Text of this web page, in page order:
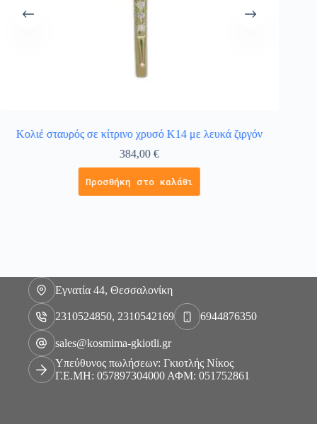
Κολιέ σταυρός σε κίτρινο χρυσό Κ14 με λευκά ζιργόν
384,00€
Προσθήκη στο καλάθι
Εγνατία 44, Θεσσαλονίκη
2310524850, 2310542169 6944876350
sales@kosmima-gkiotli.gr
Υπεύθυνος πωλήσεων: Γκιοτλής Νίκος
Γ.Ε.ΜΗ: 057897304000 ΑΦΜ: 051752861